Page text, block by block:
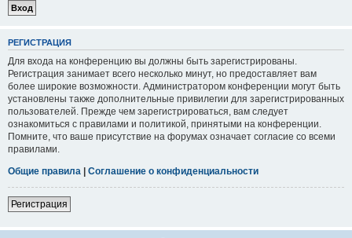
РЕГИСТРАЦИЯ
Для входа на конференцию вы должны быть зарегистрированы.
Регистрация занимает всего несколько минут, но предоставляет вам
более широкие возможности. Администратором конференции могут быть
установлены также дополнительные привилегии для зарегистрированных
пользователей. Прежде чем зарегистрироваться, вам следует
ознакомиться с правилами и политикой, принятыми на конференции.
Помните, что ваше присутствие на форумах означает согласие со всеми
правилами.
Общие правила | Соглашение о конфиденциальности
Регистрация